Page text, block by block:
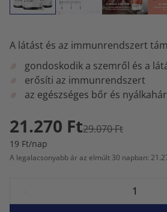
A látást és az immunrendszert
gondoskodik a szemről és a
erősíti az immunrendszert
az egészséges bőr és
21.270 Ft29.070 Ft
19 Ft/nap
A legalacsonyabb ár az elmúlt 30 napban: